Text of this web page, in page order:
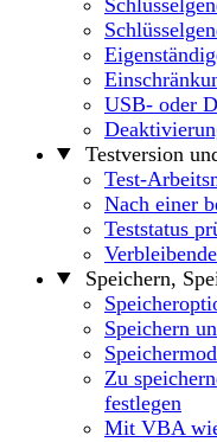
USB- oder
Testversion
Test-
Nach einer
Teststatus
Speichern,
Speichern
Zu
festlegen
Mit VBA